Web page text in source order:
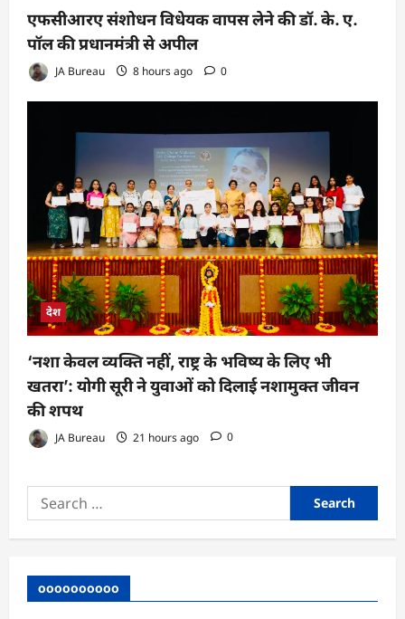
एफसीआरए संशोधन विधेयक वापस लेने की डॉ. के. ए.
पॉल की प्रधानमंत्री से अपील
JA Bureau 8 hours ago 0
देश
‘नशा केवल व्यक्ति नहीं, राष्ट्र के भविष्य के लिए भी
खतरा’: योगी सूरी ने युवाओं को दिलाई नशामुक्त जीवन
की शपथ
JA Bureau 21 hours ago 0
Search
for:
oooooooooo